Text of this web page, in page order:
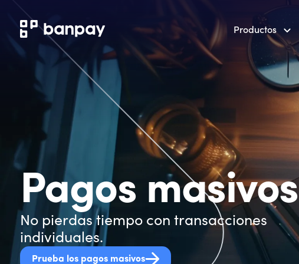
Productos
Pagos masivos
No pierdas tiempo con transacciones
individuales.
Prueba los pagos masivos